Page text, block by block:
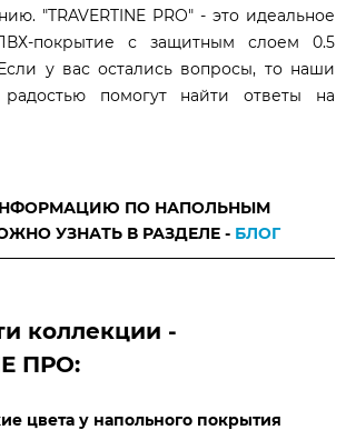
"TRAVERTINE PRO" - это идеальное
покрытие с защитным слоем 0.5
у вас остались вопросы, то наши
помогут найти ответы на
ПО НАПОЛЬНЫМ
УЗНАТЬ В РАЗДЕЛЕ - БЛОГ
коллекции -
ПРО:
цвета у напольного покрытия